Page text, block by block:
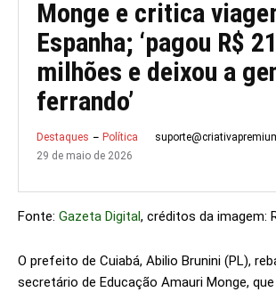
Monge e critica
Espanha; ‘pagou R$ 21
milhões e deixou a
ferrando’
Destaques Política
29 de maio de 2026
Fonte: Gazeta Digital, créditos da imagem:
O prefeito de Cuiabá, Abilio Brunini (PL),
secretário de Educação Amauri Monge,